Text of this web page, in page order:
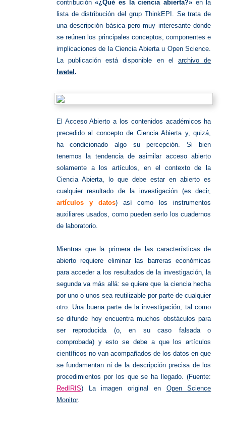
contribución«¿Qué es la ciencia abierta?» en la
lista de distribución del grup ThinkEPI. Se trata de
una descripción básica pero muy interesante donde
se reúnen los principales conceptos, componentes e
implicaciones de la Ciencia Abierta u Open Science.
La publicación está disponible en elarchivo de
Iwetel .
El Acceso Abierto a los contenidos académicos ha
precedido al concepto de Ciencia Abierta y, quizá,
ha condicionado algo su percepción. Si bien
tenemos la tendencia de asimilar acceso abierto
solamente a los artículos, en el contexto de la
Ciencia Abierta, lo que debe estar en abierto es
cualquier resultado de la investigación (es decir,
artículos y datos) así como los instrumentos
auxiliares usados, como pueden serlo los cuadernos
de laboratorio.
Mientras que la primera de las características de
abierto requiere eliminar las barreras económicas
para acceder a los resultados de la investigación, la
segunda va más allá: se quiere que la ciencia hecha
por uno o unos sea reutilizable por parte de cualquier
otro. Una buena parte de la investigación, tal como
se difunde hoy encuentra muchos obstáculos para
ser reproducida (o, en su caso falsada o
comprobada) y esto se debe a que los artículos
científicos no van acompañados de los datos en que
se fundamentan ni de la descripción precisa de los
procedimientos por los que se ha llegado. (Fuente:
RedIRIS) La imagen original en Open Science
Monitor.